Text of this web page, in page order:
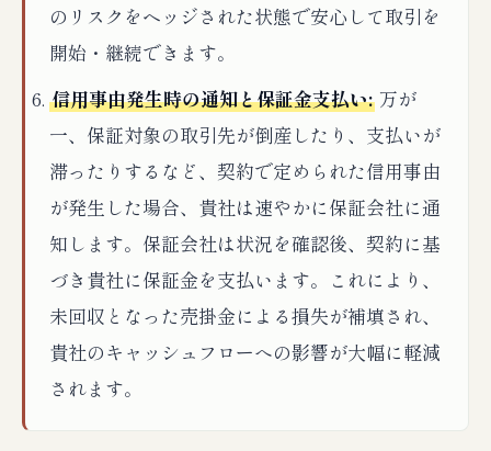
のリスクをヘッジされた状態で安心して取引を
開始・継続できます。
信用事由発生時の通知と保証金支払い: 万が
一、保証対象の取引先が倒産したり、支払いが
滞ったりするなど、契約で定められた信用事由
が発生した場合、貴社は速やかに保証会社に通
知します。保証会社は状況を確認後、契約に基
づき貴社に保証金を支払います。これにより、
未回収となった売掛金による損失が補填され、
貴社のキャッシュフローへの影響が大幅に軽減
されます。